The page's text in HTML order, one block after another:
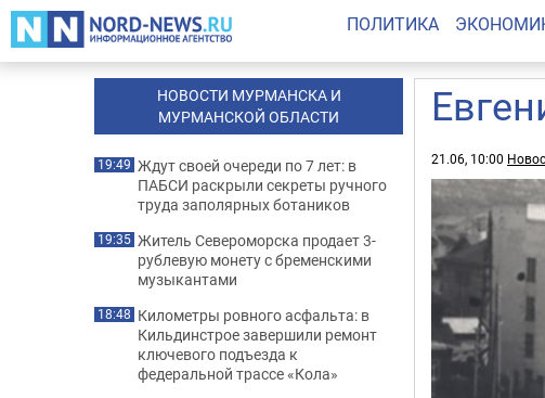
ПОЛИТИКА
21.06, 10:00
НОВОСТИ МУРМАНСКА И
МУРМАНСКОЙ ОБЛАСТИ
19:49 Ждут своей очереди по 7 лет: в
ПАБСИ раскрыли секреты ручного
труда заполярных ботаников
19:35 Житель Североморска продает 3-
рублевую монету с бременскими
музыкантами
18:48 Километры ровного асфальта: в
Кильдинстрое завершили ремонт
ключевого подъезда к
федеральной трассе «Кола»